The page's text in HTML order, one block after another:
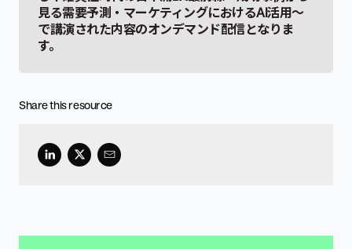
見る需要予測・マーケティングにおけるAI活用〜
で講演された内容のオンデマンド配信となりま
す。
Share this resource